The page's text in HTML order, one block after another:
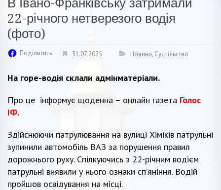
22-річного нетверезого водія
(фото)
Поділитись 31.07.2025 Новини, Суспільство
На горе-водія склали адмінматеріали.
Про це інформує щоденна – онлайн газета Голос
ІФ.
Здійснюючи патрулювання на вулиці Хіміків патрульні
зупинили автомобіль ВАЗ за порушення правил
дорожнього руху. Спілкуючись з 22-річним водієм
патрульні виявили у нього ознаки спʼяніння. Водій
пройшов освідування на місці.